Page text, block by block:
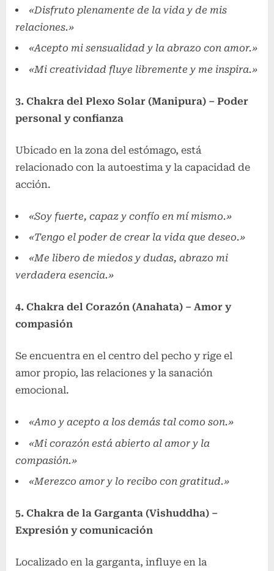
«Disfruto plenamente de la vida y de mis
relaciones.»
«Acepto mi sensualidad y la abrazo con amor.»
«Mi creatividad fluye libremente y me inspira.»
3. Chakra del Plexo Solar (Manipura) – Poder
personal y confianza
Ubicado en la zona del estómago, está
relacionado con la autoestima y la capacidad de
acción.
«Soy fuerte, capaz y confío en mí mismo.»
«Tengo el poder de crear la vida que deseo.»
«Me libero de miedos y dudas, abrazo mi
verdadera esencia.»
4. Chakra del Corazón (Anahata) – Amor y
compasión
Se encuentra en el centro del pecho y rige el
amor propio, las relaciones y la sanación
emocional.
«Amo y acepto a los demás tal como son.»
«Mi corazón está abierto al amor y la
compasión.»
«Merezco amor y lo recibo con gratitud.»
5. Chakra de la Garganta (Vishuddha) –
Expresión y comunicación
Localizado en la garganta, influye en la